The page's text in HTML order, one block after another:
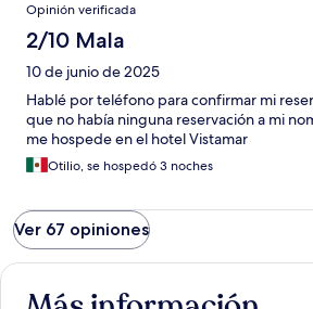
Opinión verificada
2/10 Mala
10 de junio de 2025
Hablé por teléfono para confirmar mi
que no había ninguna reservación a mi
me hospede en el hotel Vistamar
Otilio, se hospedó 3 noches
Ver 67 opiniones